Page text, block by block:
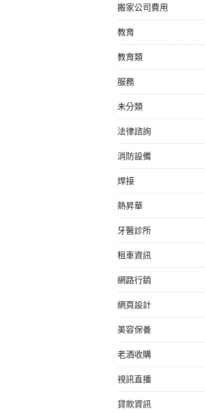
搬家公司費用
教育
教育類
服務
未分類
法律諮詢
消防設備
焊接
熱昇華
牙醫診所
租車資訊
網路行銷
網頁設計
美容保養
老酒收購
視訊直播
貸款資訊